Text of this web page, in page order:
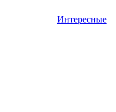
Интересные